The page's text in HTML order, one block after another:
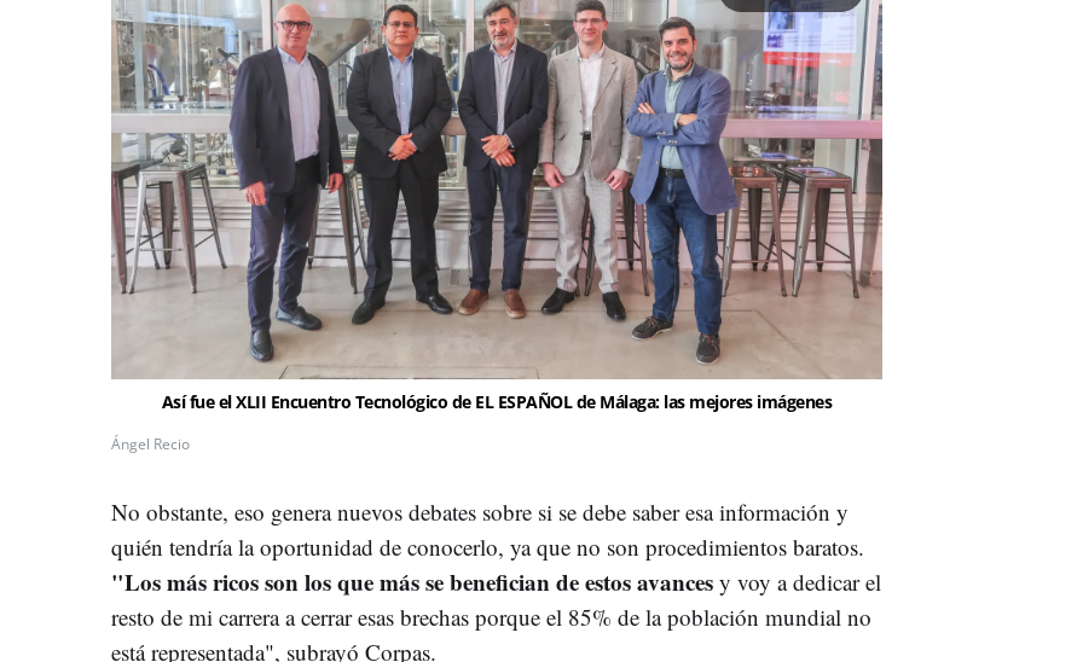
Así fue el XLII Encuentro Tecnológico de EL ESPAÑOL de Málaga: las mejores imágenes
Ángel Recio
No obstante, eso genera nuevos debates sobre si se debe saber esa información y
quién tendría la oportunidad de conocerlo, ya que no son procedimientos baratos.
"Los más ricos son los que más se benefician de estos avances y voy a dedicar el
resto de mi carrera a cerrar esas brechas porque el 85% de la población mundial no
está representada", subrayó Corpas.